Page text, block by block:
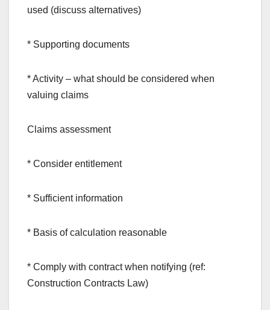
used (discuss alternatives)
* Supporting documents
* Activity – what should be considered when
valuing claims
Claims assessment
* Consider entitlement
* Sufficient information
* Basis of calculation reasonable
* Comply with contract when notifying (ref:
Construction Contracts Law)